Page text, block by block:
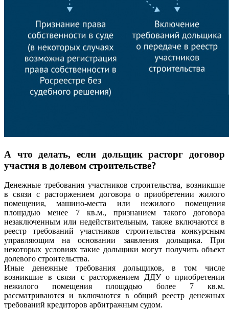
А что делать, если дольщик расторг договор
участия в долевом строительстве?
Денежные требования участников строительства, возникшие
в связи с расторжением договора о приобретении жилого
помещения, машино-места или нежилого помещения
площадью менее 7 кв.м., признанием такого договора
незаключенным или недействительным, также включаются в
реестр требований участников строительства конкурсным
управляющим на основании заявления дольщика. При
некоторых условиях такие дольщики могут получить объект
долевого строительства.
Иные денежные требования дольщиков, в том числе
возникшие в связи с расторжением ДДУ о приобретении
нежилого помещения площадью более 7 кв.м.
рассматриваются и включаются в общий реестр денежных
требований кредиторов арбитражным судом.